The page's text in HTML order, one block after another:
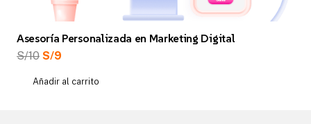
Asesoría Personalizada en Marketing Digital
S/10 El
original
S/9
actual
Añadir al carrito